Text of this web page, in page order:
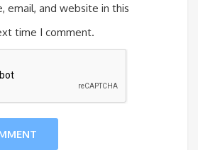
email, and website in this
time I comment.